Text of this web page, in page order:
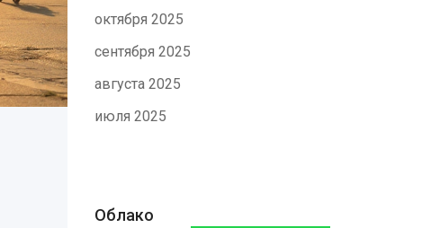
октября 2025
сентября 2025
августа 2025
июля 2025
Облако